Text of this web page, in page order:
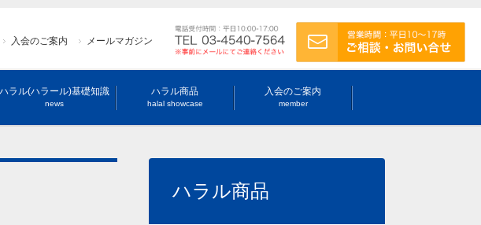
入会のご案内 メールマガジン
ハラル(ハラール)基礎知識
news
ハラル商品
halal showcase
入会のご案内
member
ハラル商品